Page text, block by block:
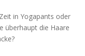
in Yogapants oder
überhaupt die Haare